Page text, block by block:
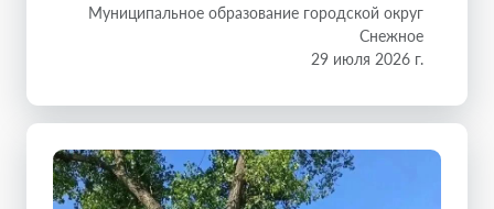
Муниципальное образование городской округ
Снежное
29 июля 2026 г.